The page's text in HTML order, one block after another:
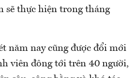
sẽ thực hiện trong tháng
năm nay cũng được đổi mới
viên đông tới trên 40 người,